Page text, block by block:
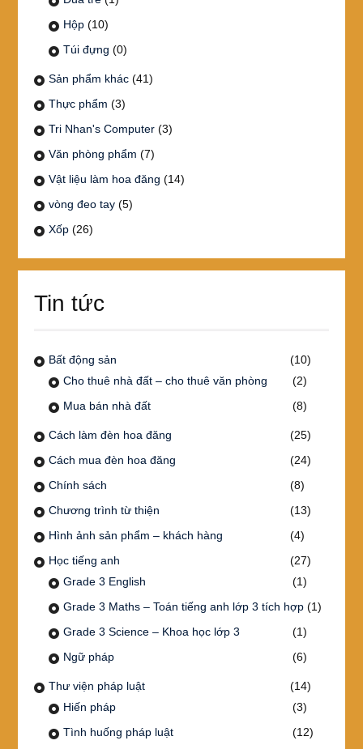
Hộp (10)
Túi đựng (0)
Sản phẩm khác (41)
Thực phẩm (3)
Tri Nhan's Computer (3)
Văn phòng phẩm (7)
Vật liệu làm hoa đăng (14)
vòng đeo tay (5)
Xốp (26)
Tin tức
Bất động sản
(10)
Cho thuê nhà đất – cho thuê văn phòng
(2)
Mua bán nhà đất
(8)
Cách làm đèn hoa đăng
(25)
Cách mua đèn hoa đăng
(24)
Chính sách
(8)
Chương trình từ thiện
(13)
Hình ảnh sản phẩm – khách hàng
(4)
Học tiếng anh
(27)
Grade 3 English
(1)
Grade 3 Maths – Toán tiếng anh lớp 3 tích hợp(1)
Grade 3 Science – Khoa học lớp 3
(1)
Ngữ pháp
(6)
Thư viện pháp luật
(14)
Hiến pháp
(3)
Tình huống pháp luật
(12)